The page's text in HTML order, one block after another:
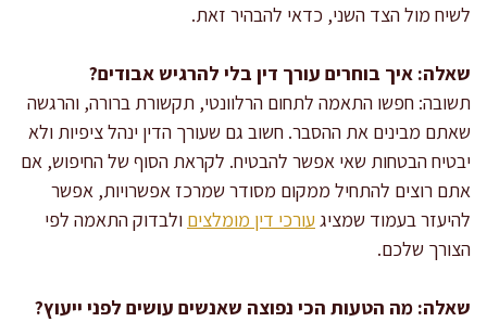
לשיח מול הצד השני, כדאי להבהיר זאת.
שאלה: איך בוחרים עורך דין בלי להרגיש אבודים?
תשובה: חפשו התאמה לתחום הרלוונטי, תקשורת ברורה, והרגשה
שאתם מבינים את ההסבר. חשוב גם שעורך הדין ינהל ציפיות ולא
יבטיח הבטחות שאי אפשר להבטיח. לקראת הסוף של החיפוש, אם
אתם רוצים להתחיל ממקום מסודר שמרכז אפשרויות, אפשר
להיעזר בעמוד שמציג עורכי דין מומלצים ולבדוק התאמה לפי
הצורך שלכם.
שאלה: מה הטעות הכי נפוצה שאנשים עושים לפני ייעוץ?